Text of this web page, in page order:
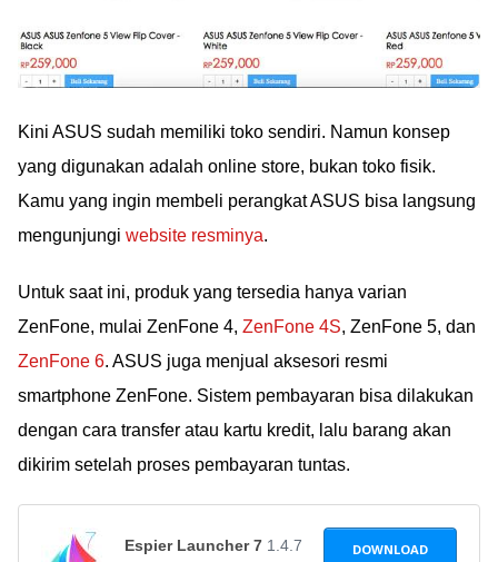
Kini ASUS sudah memiliki toko sendiri. Namun konsep
yang digunakan adalah online store, bukan toko fisik.
Kamu yang ingin membeli perangkat ASUS bisa langsung
mengunjungi website resminya.
Untuk saat ini, produk yang tersedia hanya varian
ZenFone, mulai ZenFone 4, ZenFone 4S, ZenFone 5, dan
ZenFone 6. ASUS juga menjual aksesori resmi
smartphone ZenFone. Sistem pembayaran bisa dilakukan
dengan cara transfer atau kartu kredit, lalu barang akan
dikirim setelah proses pembayaran tuntas.
Espier Launcher 7 1.4.7 DOWNLOAD